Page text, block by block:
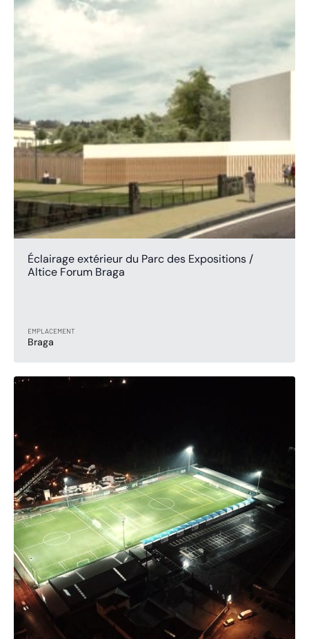
Éclairage extérieur du Parc des Expositions /
Altice Forum Braga
EMPLACEMENT
Braga